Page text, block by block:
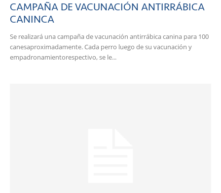
CAMPAÑA DE VACUNACIÓN ANTIRRÁBICA
CANINCA
Se realizará una campaña de vacunación antirrábica canina para 100
canesaproximadamente. Cada perro luego de su vacunación y
empadronamientorespectivo, se le...